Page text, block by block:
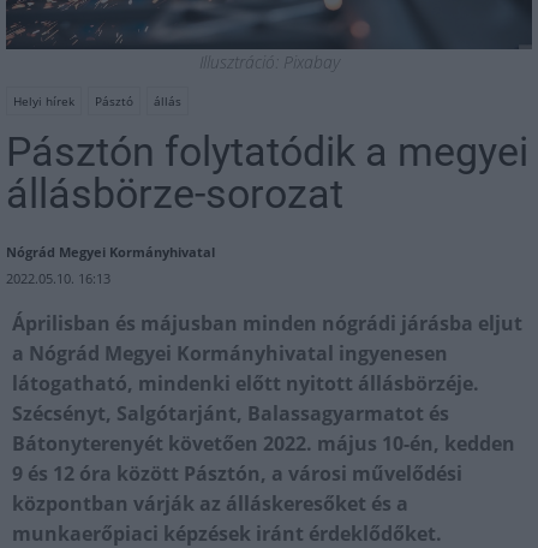
Illusztráció: Pixabay
Helyi hírek Pásztó állás
Pásztón folytatódik a megyei
állásbörze-sorozat
Nógrád Megyei Kormányhivatal
2022.05.10. 16:13
Áprilisban és májusban minden nógrádi járásba eljut
a Nógrád Megyei Kormányhivatal ingyenesen
látogatható, mindenki előtt nyitott állásbörzéje.
Szécsényt, Salgótarjánt, Balassagyarmatot és
Bátonyterenyét követően 2022. május 10-én, kedden
9 és 12 óra között Pásztón, a városi művelődési
központban várják az álláskeresőket és a
munkaerőpiaci képzések iránt érdeklődőket.